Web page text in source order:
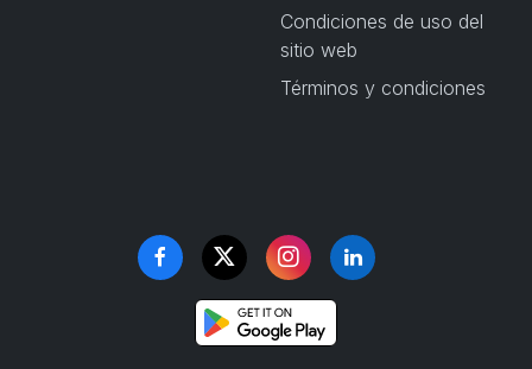
Condiciones de uso del
sitio web
Términos y condiciones